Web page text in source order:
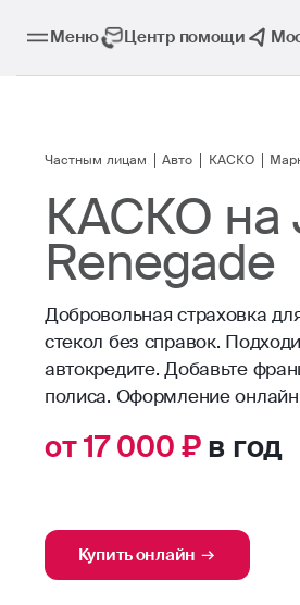
Меню Центр помощи
Частным лицам Авто КАСКО
КАСКО на
Renegade
Добровольная страховка
стекол без справок.
автокредите. Добавьте
от 17 000 ₽в год
Купить онлайн